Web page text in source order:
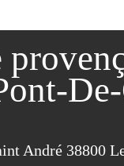
André 38800